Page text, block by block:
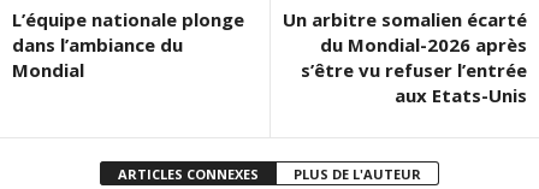
L’équipe nationale plonge
dans l’ambiance du
Mondial
Un arbitre somalien écarté
du Mondial-2026 après
s’être vu refuser l’entrée
aux Etats-Unis
ARTICLES CONNEXES PLUS DE L'AUTEUR